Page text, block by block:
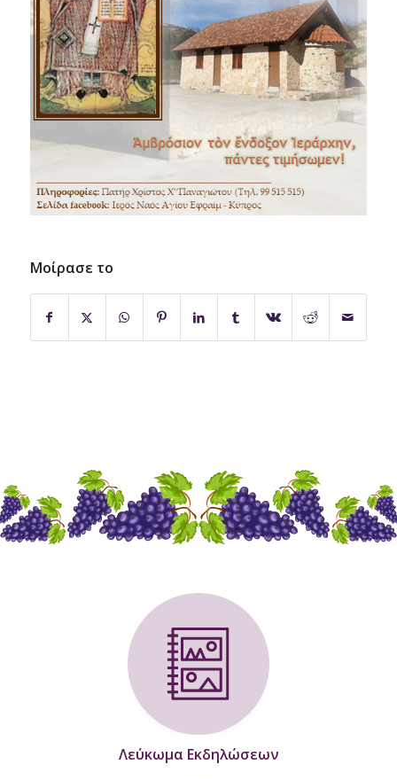
Μοίρασε το
Λεύκωμα Εκδηλώσεων